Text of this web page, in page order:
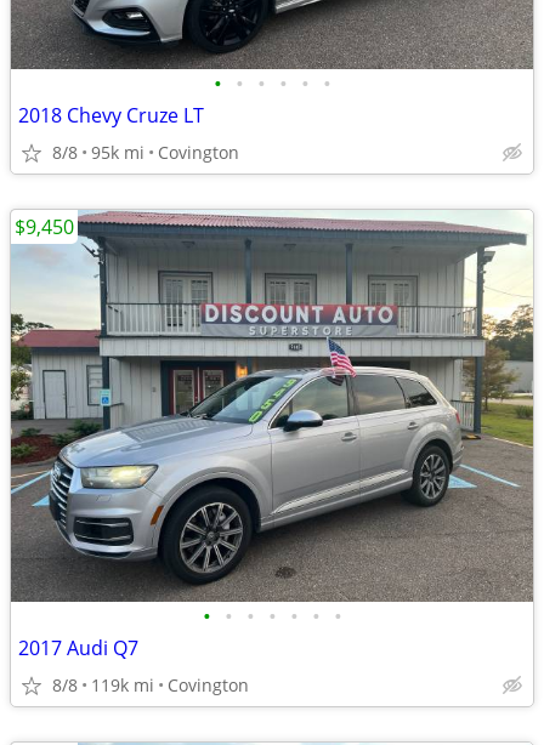
• • • • • •
2018 Chevy Cruze LT
8/8 95k mi Covington
• • • • • • •
2017 Audi Q7
8/8 119k mi Covington
$9,450